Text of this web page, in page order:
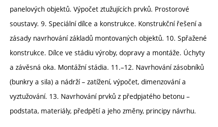
panelových objektů. Výpočet ztužujících prvků. Prostorové
soustavy. 9. Speciální dílce a konstrukce. Konstrukční řešení a
zásady navrhování základů montovaných objektů. 10. Spřažené
konstrukce. Dílce ve stádiu výroby, dopravy a montáže. Úchyty
a závěsná oka. Montážní stádia. 11.–12. Navrhování zásobníků
(bunkry a sila) a nádrží – zatížení, výpočet, dimenzování a
vyztužování. 13. Navrhování prvků z předpjatého betonu –
podstata, materiály, předpětí a jeho změny, principy návrhu.